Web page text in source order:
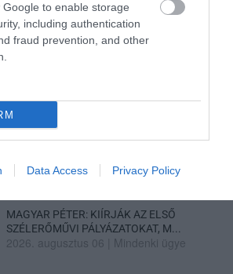
Google to enable storage
including authentication
fraud prevention, and other
Data Access Privacy Policy
ASSZONYT A HATVANI KÓR...
2026. augusztus 06|Riasztó
CSALÁDOKAT – HÁROM NAPON ÁT ING...
2026. augusztus 06
MAGYAR PÉTER: KIÍRJÁK AZ ELSŐ
SZÉLERŐMŰVI PÁLYÁZATOKAT, M...
2026. augusztus 06 Mindenki ügye